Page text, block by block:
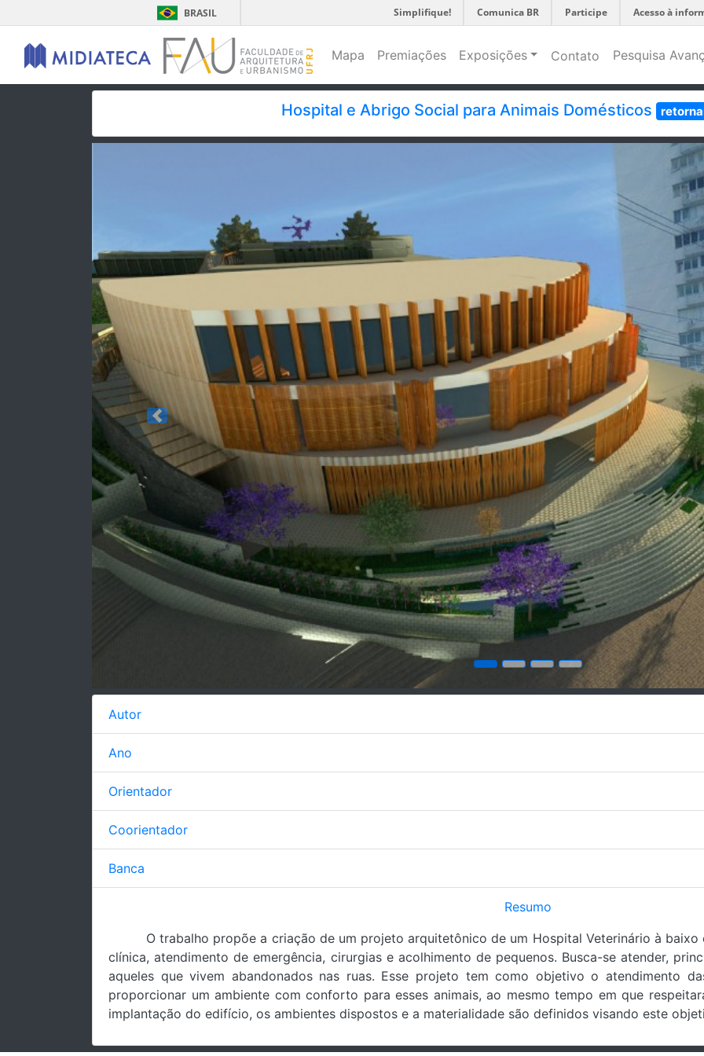
BRASIL Simplifique! Comunica BR Participe Acesso à
Mapa Premiações Exposições Contato Pesquisa
Hospital e Abrigo Social para Animais Domésticos
Previous
Autor
Ano
Orientador
Coorientador
Banca
Resumo
O trabalho propõe a criação de um projeto arquitetônico de um Hospital Veterinário à
clínica, atendimento de emergência, cirurgias e acolhimento de pequenos. Busca-se atender,
aqueles que vivem abandonados nas ruas. Esse projeto tem como objetivo o atendimento
proporcionar um ambiente com conforto para esses animais, ao mesmo tempo em que
implantação do edifício, os ambientes dispostos e a materialidade são definidos visando este